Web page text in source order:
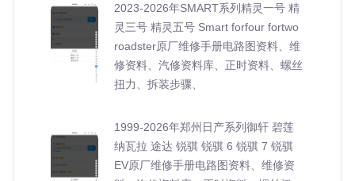
2023-2026年SMART系列精灵一号 精
灵三号 精灵五号 Smart forfour fortwo
roadster原厂维修手册电路图资料、维
修资料、汽修资料库、正时资料、螺丝
扭力、拆装步骤、
1999-2026年郑州日产系列御轩 碧莲
纳瓦拉 途达 锐骐 锐骐 6 锐骐 7 锐骐
EV原厂维修手册电路图资料、维修资